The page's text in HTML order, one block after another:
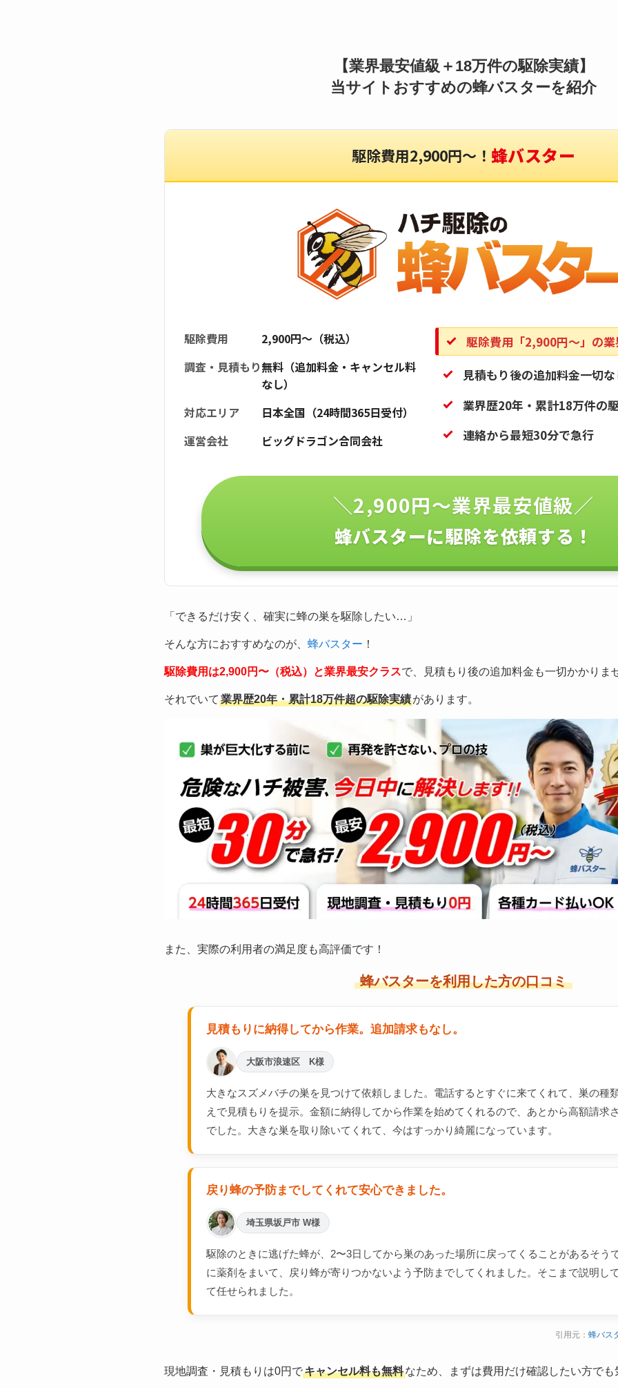
【業界最安値級＋18万件の駆除実績】
当サイトおすすめの蜂バスターを紹介
駆除費用2,900円〜！ 蜂バスター
駆除費用
2,900円〜（税込）
調査・見積もり無料（追加料金・キャンセル料
なし）
対応エリア
日本全国（24時間365日受付）
運営会社
ビッグドラゴン合同会社
駆除費用「2,900円〜」の
見積もり後の追加料金一切
業界歴20年・累計18万件の
連絡から最短30分で急行
＼2,900円〜業界最安値級／
蜂バスターに駆除を依頼する！
「できるだけ安く、確実に蜂の巣を駆除したい…」
そんな方におすすめなのが、 蜂バスター ！
駆除費用は2,900円〜（税込）と業界最安クラスで、見積もり後の追加料金も一切かかりま
それでいて 業界歴20年・累計18万件超の駆除実績があります。
また、実際の利用者の満足度も高評価です！
蜂バスターを利用した方の口コミ
見積もりに納得してから作業。追加請求もなし。
大阪市浪速区 K様
大きなスズメバチの巣を見つけて依頼しました。電話するとすぐに来てくれて、巣の種
えで見積もりを提示。金額に納得してから作業を始めてくれるので、あとから高額請求
でした。大きな巣を取り除いてくれて、今はすっかり綺麗になっています。
戻り蜂の予防までしてくれて安心できました。
埼玉県坂戸市 W様
駆除のときに逃げた蜂が、2〜3日してから巣のあった場所に戻ってくることがあるそう
に薬剤をまいて、戻り蜂が寄りつかないよう予防までしてくれました。そこまで説明し
て任せられました。
引用元： 蜂バス
現地調査・見積もりは0円でキャンセル料も無料なため、まずは費用だけ確認したい方で